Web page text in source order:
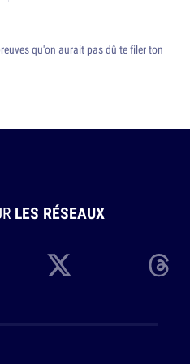
qu'on aurait pas dû te filer ton
LES RÉSEAUX